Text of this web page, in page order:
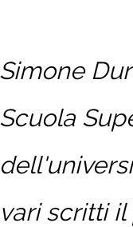
Simone
Scuola
vari scritti